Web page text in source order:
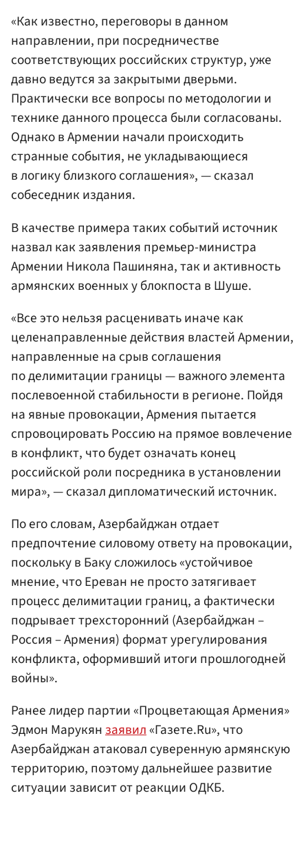
«Как известно, переговоры в данном
направлении, при посредничестве
соответствующих российских структур, уже
давно ведутся за закрытыми дверьми.
Практически все вопросы по методологии и
технике данного процесса были согласованы.
Однако в Армении начали происходить
странные события, не укладывающиеся
в логику близкого соглашения», — сказал
собеседник издания.
В качестве примера таких событий источник
назвал как заявления премьер-министра
Армении Никола Пашиняна, так и активность
армянских военных у блокпоста в Шуше.
«Все это нельзя расценивать иначе как
целенаправленные действия властей Армении,
направленные на срыв соглашения
по делимитации границы — важного элемента
послевоенной стабильности в регионе. Пойдя
на явные провокации, Армения пытается
спровоцировать Россию на прямое вовлечение
в конфликт, что будет означать конец
российской роли посредника в установлении
мира», — сказал дипломатический источник.
По его словам, Азербайджан отдает
предпочтение силовому ответу на провокации,
поскольку в Баку сложилось «устойчивое
мнение, что Ереван не просто затягивает
процесс делимитации границ, а фактически
подрывает трехсторонний (Азербайджан –
Россия – Армения) формат урегулирования
конфликта, оформивший итоги прошлогодней
войны».
Ранее лидер партии «Процветающая Армения»
Эдмон Марукянзаявил«Газете.Ru», что
Азербайджан атаковал суверенную армянскую
территорию, поэтому дальнейшее развитие
ситуации зависит от реакции ОДКБ.